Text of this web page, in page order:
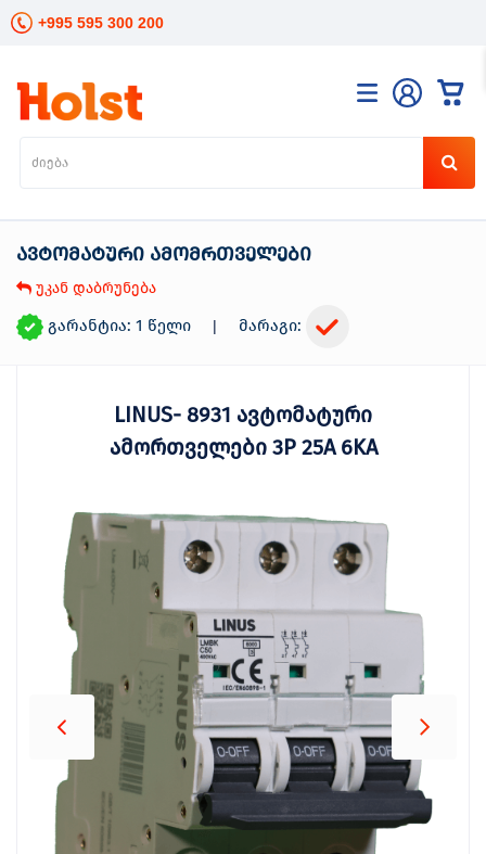
+995 595 300 200
ავტომატური ამომრთველები
უკან დაბრუნება
გარანტია: 1 წელი | მარაგი:
LINUS- 8931 ავტომატური
ამორთველები 3P 25A 6KA
კატალოგი
განათება
ინსტრუმენტები
ელექტრო
მოვლა
მცენარეთა
შეთავაზებები ბრენდები ბლოგი
სოც.
ქსელები